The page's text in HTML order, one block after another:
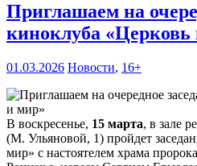
Приглашаем на
киноклуба «Церковь
01.03.2026 Новости, 16+
В воскресенье, 15 марта, в зале
(М. Ульяновой, 1) пройдет
мир» с настоятелем храма